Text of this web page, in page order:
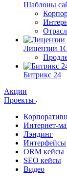
Шаблоны
Лицензии
Битрикс 24
Акции
Проекты
Интернет-
Лэндинг
Интерфейсы
ORM кейсы
SEO кейсы
Видео